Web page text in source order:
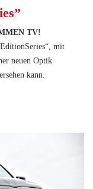
TV!
mit
neuen Optik
kann.